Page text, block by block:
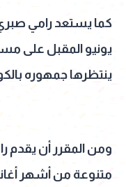
يونيو المقبل على
ينتظرها جمهوره
ومن المقرر أن يقدم
متنوعة من أشهر